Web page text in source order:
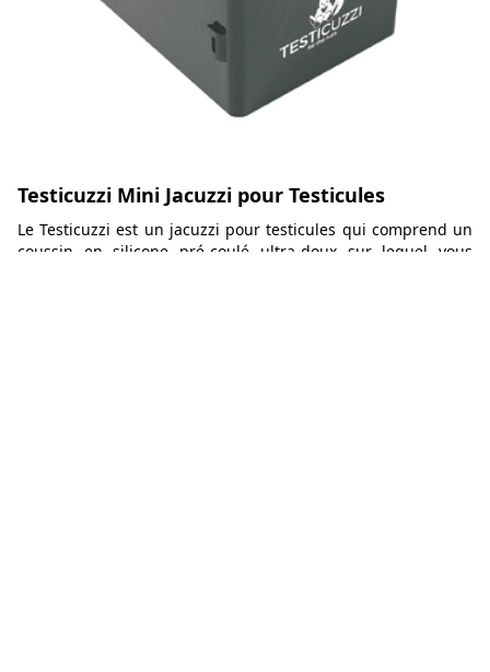
Testicuzzi Mini Jacuzzi pour Testicules
Le Testicuzzi est un jacuzzi pour testicules qui comprend un
coussin en silicone pré-coulé ultra-doux sur lequel vous